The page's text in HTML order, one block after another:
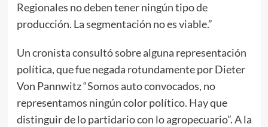
Regionales no deben tener ningún tipo de
producción. La segmentación no es viable.”
Un cronista consultó sobre alguna representación
política, que fue negada rotundamente por Dieter
Von Pannwitz “Somos auto convocados, no
representamos ningún color político. Hay que
distinguir de lo partidario con lo agropecuario”. A la